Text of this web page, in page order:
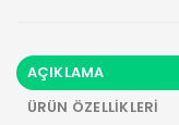
AÇIKLAMA
ÜRÜN ÖZELLIKLERI